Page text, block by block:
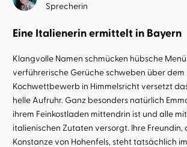
Sprecherin
Eine Italienerin ermittelt in Bayern
Klangvolle Namen schmücken hübsche
verführerische Gerüche schweben über dem
Kochwettbewerb in Himmelsricht versetzt
helle Aufruhr. Ganz besonders natürlich
ihrem Feinkostladen mittendrin ist und alle
italienischen Zutaten versorgt. Ihre Freundin,
Konstanze von Hohenfels, steht tatsächlich